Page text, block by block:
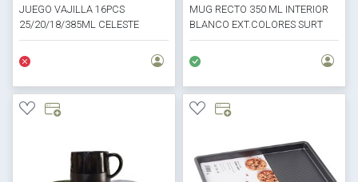
JUEGO VAJILLA 16PCS
25/20/18/385ML CELESTE
C/BORDE
MUG RECTO 350 ML INTERIOR
BLANCO EXT.COLORES SURT